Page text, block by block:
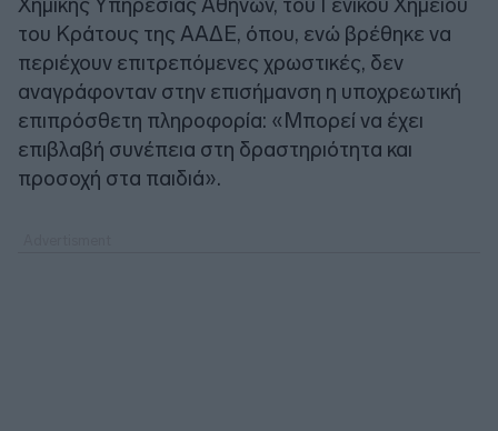
του Κράτους της ΑΑΔΕ, όπου, ενώ βρέθηκε να
περιέχουν επιτρεπόμενες χρωστικές, δεν
αναγράφονταν στην επισήμανση η υποχρεωτική
επιπρόσθετη πληροφορία: «Μπορεί να έχει
επιβλαβή συνέπεια στη δραστηριότητα και
προσοχή στα παιδιά».